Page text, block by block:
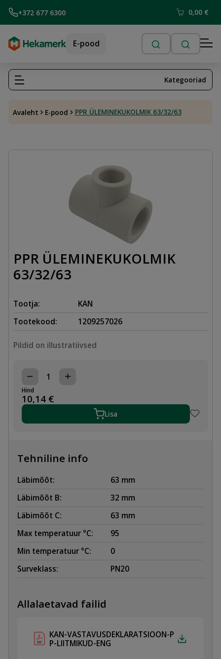
+372 677 6300 0,00 €
E-pood
Avaleht E-pood PPR ÜLEMINEKUKOLMIK 63/32/63
Kategooriad
PPR ÜLEMINEKUKOLMIK
63/32/63
Tootja:
KAN
Tootekood:
1209257026
Pildid on illustratiivsed
PPR
ÜLEMINEKUKOLMIK
63/32/63
kogus
Hind
10,14 €
Lisa
Tehniline info
Läbimõõt:
63 mm
Läbimõõt B:
32 mm
Läbimõõt C:
63 mm
Max temperatuur °C:
95
Min temperatuur °C:
0
Surveklass:
PN20
Allalaetavad failid
KAN-VASTAVUSDEKLARATSIOON-P
P-LIITMIKUD-ENG